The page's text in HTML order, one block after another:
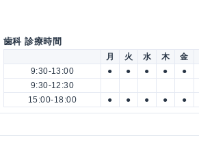
歯科 診療時間
月 火 水 木 金
9:30-13:00
● ● ● ●
●
9:30-12:30
15:00-18:00
● ● ● ● ●